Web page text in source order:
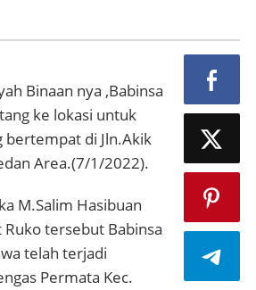
Binaan nya ,Babinsa
ke lokasi untuk
di Jln.Akik
Area.(7/1/2022).
M.Salim Hasibuan
tersebut Babinsa
telah terjadi
Permata Kec.